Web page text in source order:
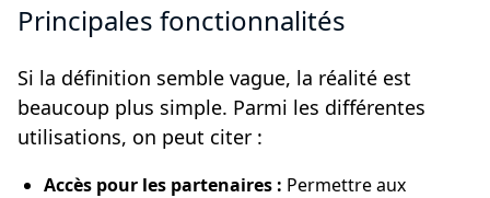
Principales fonctionnalités
Si la définition semble vague, la réalité est
beaucoup plus simple. Parmi les différentes
utilisations, on peut citer :
Accès pour les partenaires : Permettre aux